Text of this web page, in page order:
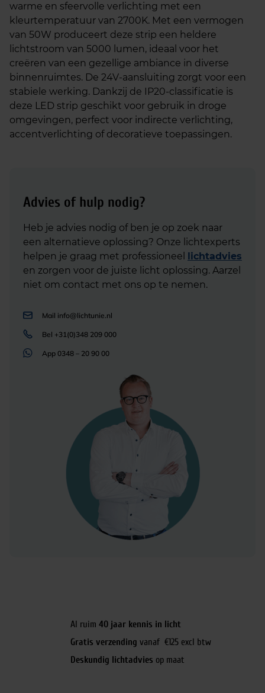
warme en sfeervolle verlichting met een
kleurtemperatuur van 2700K. Met een vermogen
van 50W produceert deze strip een heldere
lichtstroom van 5000 lumen, ideaal voor het
creëren van een gezellige ambiance in diverse
binnenruimtes. De 24V-aansluiting zorgt voor een
stabiele werking. Dankzij de IP20-classificatie is
deze LED strip geschikt voor gebruik in droge
omgevingen, perfect voor indirecte verlichting,
accentverlichting of decoratieve toepassingen.
Advies of hulp nodig?
Heb je advies nodig of ben je op zoek naar
een alternatieve oplossing? Onze lichtexperts
helpen je graag met professioneel lichtadvies
en zorgen voor de juiste licht oplossing. Aarzel
niet om contact met ons op te nemen.
Mail info@lichtunie.nl
Bel +31(0)348 209 000
App 0348 – 20 90 00
Al ruim 40 jaar kennis in licht
Gratis verzending vanaf €125 excl btw
Deskundig lichtadvies op maat